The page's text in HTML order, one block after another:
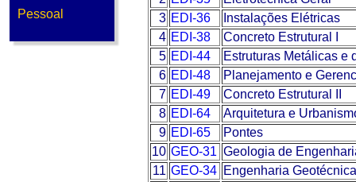
Pessoal
3 EDI-36
Instalações Elétricas
4 EDI-38
Concreto Estrutural I
5 EDI-44
Estruturas Metálicas e
6 EDI-48
Planejamento e
7 EDI-49
Concreto Estrutural II
8 EDI-64
Arquitetura e
9 EDI-65
Pontes
10 GEO-31 Geologia de
11 GEO-34
Engenharia